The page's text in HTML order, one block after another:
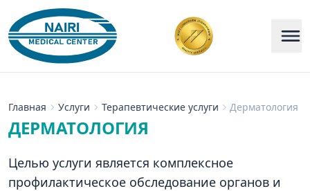
Главная Услуги Терапевтические услуги Дерматология
ДЕРМАТОЛОГИЯ
Целью услуги является комплексное
профилактическое обследование органов и